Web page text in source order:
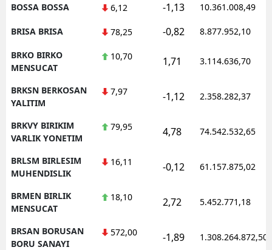
BOSSA BOSSA 6,12 -1,13 10.361.008,49
BRISA BRISA 78,25 -0,82 8.877.952,10
BRKO BIRKO
MENSUCAT
10,70 1,71 3.114.636,70
BRKSN BERKOSAN
YALITIM
7,97 -1,12 2.358.282,37
BRKVY BIRIKIM
VARLIK YONETIM
79,95 4,78 74.542.532,65
BRLSM BIRLESIM
MUHENDISLIK
16,11 -0,12 61.157.875,02
BRMEN BIRLIK
MENSUCAT
18,10 2,72 5.452.771,18
BRSAN BORUSAN
BORU SANAYI
572,00 -1,89 1.308.264.872,50